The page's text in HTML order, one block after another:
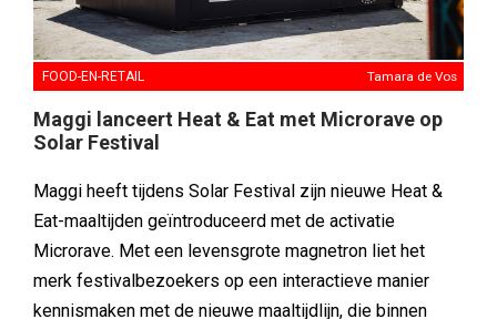
FOOD-EN-RETAIL Tamara de Vos
Maggi lanceert Heat & Eat met Microrave op
Solar Festival
Maggi heeft tijdens Solar Festival zijn nieuwe Heat &
Eat-maaltijden geïntroduceerd met de activatie
Microrave. Met een levensgrote magnetron liet het
merk festivalbezoekers op een interactieve manier
kennismaken met de nieuwe maaltijdlijn, die binnen